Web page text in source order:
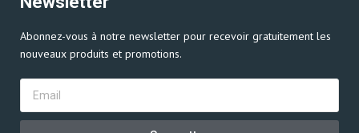
Abonnez-vous à notre newsletter pour recevoir gratuitement les
nouveaux produits et promotions.